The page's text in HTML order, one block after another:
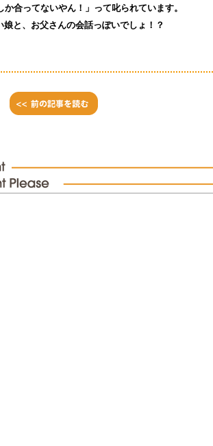
か合ってないやん！」って叱られています。
娘と、お父さんの会話っぽいでしょ！？